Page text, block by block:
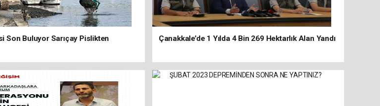
Son Buluyor Sarıçay Pislikten
Çanakkale’de 1 Yılda 4 Bin 269 Hektarlık Alan Yandı